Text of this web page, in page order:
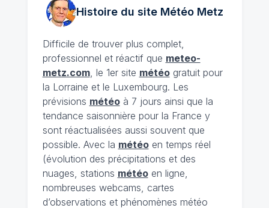
Histoire du site MétéoMetz
Difficile de trouver plus complet,
professionnel et réactif que meteo-
metz.com, le 1er site météogratuit pour
la Lorraine et le Luxembourg. Les
prévisions météoà 7 jours ainsi que la
tendance saisonnière pour la France y
sont réactualisées aussi souvent que
possible. Avec la météoen temps réel
(évolution des précipitations et des
nuages, stations météoen ligne,
nombreuses webcams, cartes
d’observations et phénomènes météo